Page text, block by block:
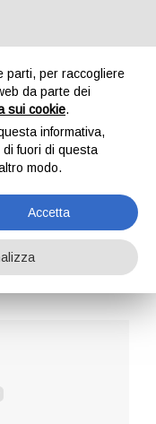
parti, per raccogliere
da parte dei
sui cookie.
informativa,
fuori di questa
modo.
Accetta